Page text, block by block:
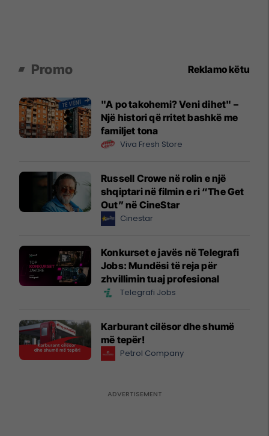
Promo Reklamo këtu
"A po takohemi? Veni dihet" –
Një histori që rritet bashkë me
familjet tona
Viva Fresh Store
Russell Crowe në rolin e një
shqiptari në filmin e ri “The Get
Out” në CineStar
Cinestar
Konkurset e javës në Telegrafi
Jobs: Mundësi të reja për
zhvillimin tuaj profesional
Telegrafi Jobs
Karburant cilësor dhe shumë
më tepër!
Petrol Company